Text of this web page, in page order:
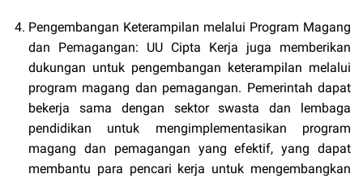
Pengembangan Keterampilan melalui Program Magang
dan Pemagangan: UU Cipta Kerja juga memberikan
dukungan untuk pengembangan keterampilan melalui
program magang dan pemagangan. Pemerintah dapat
bekerja sama dengan sektor swasta dan lembaga
pendidikan untuk mengimplementasikan program
magang dan pemagangan yang efektif, yang dapat
membantu para pencari kerja untuk mengembangkan